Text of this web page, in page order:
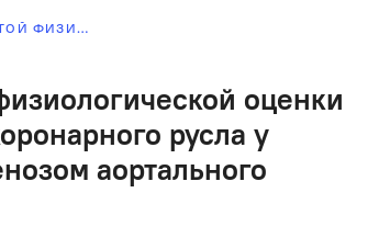
РОЛЬ ВНУТРИСОСУДИСТОЙ ФИЗИОЛОГИЧЕСКОЙ ОЦЕНКИ ЗНАЧИМОСТИ ПОРАЖЕНИЯ КОРОНАРНОГО РУСЛА У ПАЦИЕНТОВ С ТЯЖЕЛЫМ СТЕНОЗОМ АОРТАЛЬНОГО КЛАПАНА
оценки
русла у
аортального